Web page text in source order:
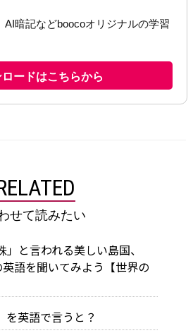
せて読みたい
」と言われる美しい島国、
語を聞いてみよう【世界の
を英語で言うと？